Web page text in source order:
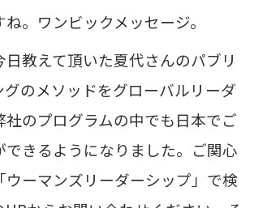
。ワンビックメッセージ。
教えて頂いた夏代さんのパブリ
グのメソッドをグローバルリーダ
社のプログラムの中でも日本でご
できるようになりました。ご関心
ウーマンズリーダーシップ」で検